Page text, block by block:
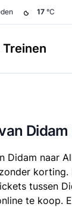
17 °C
Treinen
Didam naar
korting.
tussen
te koop.